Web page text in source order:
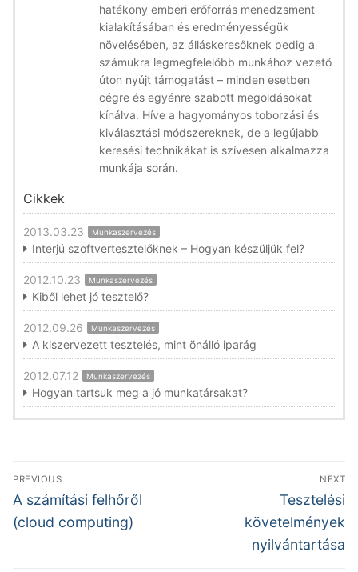
hatékony emberi erőforrás menedzsment
kialakításában és eredményességük
növelésében, az álláskeresőknek pedig a
számukra legmegfelelőbb munkához vezető
úton nyújt támogatást – minden esetben
cégre és egyénre szabott megoldásokat
kínálva. Híve a hagyományos toborzási és
kiválasztási módszereknek, de a legújabb
keresési technikákat is szívesen alkalmazza
munkája során.
Cikkek
2013.03.23 Munkaszervezés
Interjú szoftvertesztelőknek – Hogyan készüljük fel?
2012.10.23 Munkaszervezés
Kiből lehet jó tesztelő?
2012.09.26 Munkaszervezés
A kiszervezett tesztelés, mint önálló iparág
2012.07.12 Munkaszervezés
Hogyan tartsuk meg a jó munkatársakat?
Bejegyzés
navigáció
PREVIOUS
Previous
post:
A számítási felhőről
(cloud computing)
NEXT
Next
post:
Tesztelési
követelmények
nyilvántartása